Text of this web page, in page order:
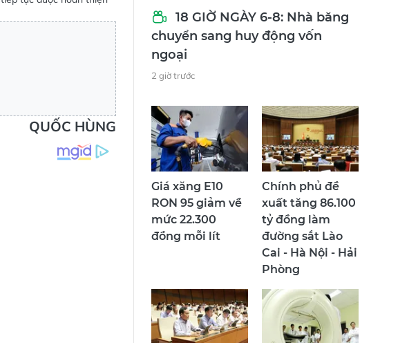
QUỐC HÙNG
18 GIỜ NGÀY 6-8: Nhà băng
chuyển sang huy động vốn
ngoại
Giá xăng E10
RON 95 giảm về
mức 22.300
đồng mỗi lít
Chính phủ đề
xuất tăng 86.100
tỷ đồng làm
đường sắt Lào
Cai - Hà Nội - Hải
Phòng